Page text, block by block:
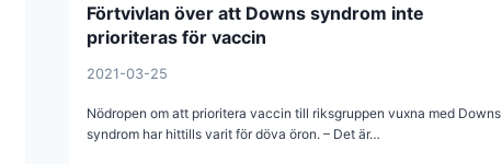
Förtvivlan över att Downs syndrom inte
prioriteras för vaccin
2021-03-25
Nödropen om att prioritera vaccin till riksgruppen vuxna med Downs
syndrom har hittills varit för döva öron. – Det är…